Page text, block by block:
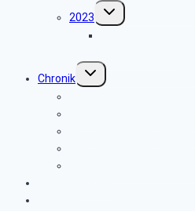
2023
Untermenü
umschalten
Chronik
Untermenü
umschalten